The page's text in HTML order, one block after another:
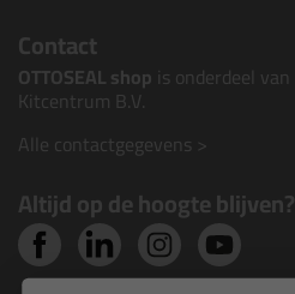
Contact
OTTOSEAL shop is onderdeel van
Kitcentrum B.V.
Alle contactgegevens >
Altijd op de hoogte blijven?